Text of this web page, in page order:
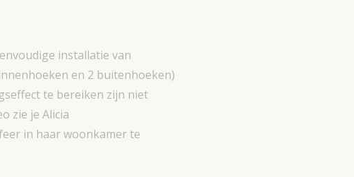
installatie van
en 2 buitenhoeken)
te bereiken zijn niet
zie je Alicia
in haar woonkamer te